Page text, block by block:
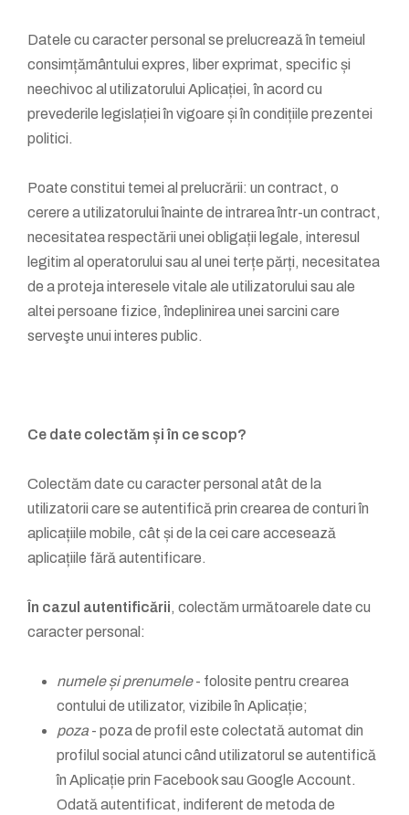
Datele cu caracter personal se prelucrează în temeiul
consimțământului expres, liber exprimat, specific și
neechivoc al utilizatorului Aplicației, în acord cu
prevederile legislației în vigoare și în condițiile prezentei
politici.
Poate constitui temei al prelucrării: un contract, o
cerere a utilizatorului înainte de intrarea într-un contract,
necesitatea respectării unei obligații legale, interesul
legitim al operatorului sau al unei terțe părți, necesitatea
de a proteja interesele vitale ale utilizatorului sau ale
altei persoane fizice, îndeplinirea unei sarcini care
serveşte unui interes public.
Ce date colectăm și în ce scop?
Colectăm date cu caracter personal atât de la
utilizatorii care se autentifică prin crearea de conturi în
aplicațiile mobile, cât și de la cei care accesează
aplicațiile fără autentificare.
În cazul autentificării, colectăm următoarele date cu
caracter personal:
numele și prenumele- folosite pentru crearea
contului de utilizator, vizibile în Aplicație;
poza - poza de profil este colectată automat din
profilul social atunci când utilizatorul se autentifică
în Aplicație prin Facebook sau Google Account.
Odată autentificat, indiferent de metoda de